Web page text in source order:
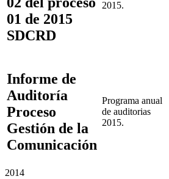
01 de 2015
SDCRD
2015.
Informe de
Auditoría
Proceso
Gestión de la
Comunicación
Programa anual
de auditorias
2015.
2014